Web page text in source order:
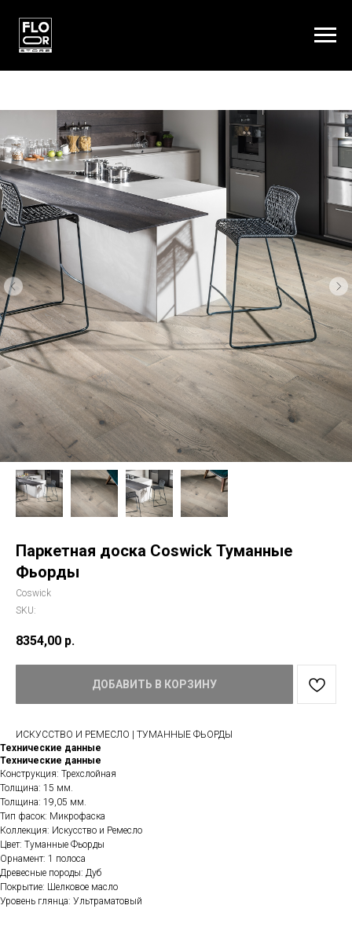
Паркетная доска Coswick Туманные
Фьорды
Coswick
SKU:
8354,00 р.
ДОБАВИТЬ В КОРЗИНУ
ИСКУССТВО И РЕМЕСЛО | ТУМАННЫЕ ФЬОРДЫ
Технические данные
Технические данные
Конструкция: Трехслойная
Толщина: 15 мм.
Толщина: 19,05 мм.
Тип фасок: Микрофаска
Коллекция: Искусство и Ремесло
Цвет: Туманные Фьорды
Орнамент: 1 полоса
Древесные породы: Дуб
Покрытие: Шелковое масло
Уровень глянца: Ультраматовый